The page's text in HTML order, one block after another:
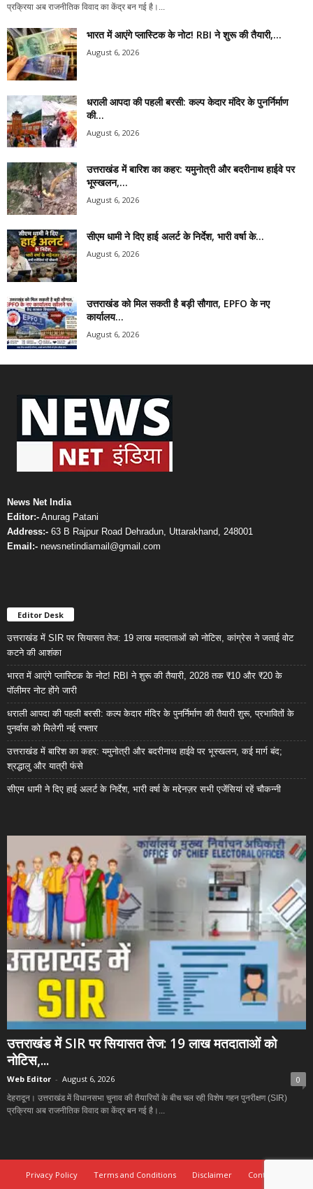
प्रक्रिया अब राजनीतिक विवाद का केंद्र बन गई है।...
भारत में आएंगे प्लास्टिक के नोट! RBI ने शुरू की तैयारी,...
August 6, 2026
धराली आपदा की पहली बरसी: कल्प केदार मंदिर के पुनर्निर्माण
की...
August 6, 2026
उत्तराखंड में बारिश का कहर: यमुनोत्री और बदरीनाथ हाईवे पर
भूस्खलन,...
August 6, 2026
सीएम धामी ने दिए हाई अलर्ट के निर्देश, भारी वर्षा के...
August 6, 2026
उत्तराखंड को मिल सकती है बड़ी सौगात, EPFO के नए
कार्यालय...
August 6, 2026
News Net India
Editor:- Anurag Patani
Address:- 63 B Rajpur Road Dehradun, Uttarakhand, 248001
Email:- newsnetindiamail@gmail.com
Editor Desk
उत्तराखंड में SIR पर सियासत तेज: 19 लाख मतदाताओं को नोटिस, कांग्रेस ने जताई वोट
कटने की आशंका
भारत में आएंगे प्लास्टिक के नोट! RBI ने शुरू की तैयारी, 2028 तक ₹10 और ₹20 के
पॉलीमर नोट होंगे जारी
धराली आपदा की पहली बरसी: कल्प केदार मंदिर के पुनर्निर्माण की तैयारी शुरू, प्रभावितों के
पुनर्वास को मिलेगी नई रफ्तार
उत्तराखंड में बारिश का कहर: यमुनोत्री और बदरीनाथ हाईवे पर भूस्खलन, कई मार्ग बंद;
श्रद्धालु और यात्री फंसे
सीएम धामी ने दिए हाई अलर्ट के निर्देश, भारी वर्षा के मद्देनज़र सभी एजेंसियां रहें चौकन्नी
उत्तराखंड में SIR पर सियासत तेज: 19 लाख मतदाताओं को
नोटिस,...
Web Editor - August 6, 2026 0
देहरादून। उत्तराखंड में विधानसभा चुनाव की तैयारियों के बीच चल रही विशेष गहन पुनरीक्षण (SIR)
प्रक्रिया अब राजनीतिक विवाद का केंद्र बन गई है।...
Privacy Policy Terms and Conditions Disclaimer Contact Us